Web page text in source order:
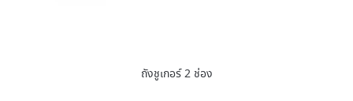
ถังชูเกอร์ 2 ช่อง